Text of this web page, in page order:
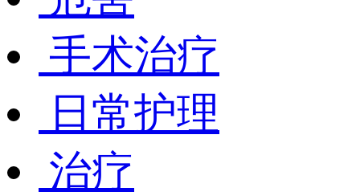
手术治疗
日常护理
治疗